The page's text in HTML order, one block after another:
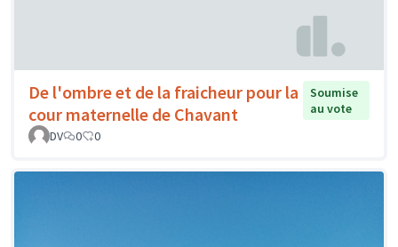
De l'ombre et de la fraicheur pour la
cour maternelle de Chavant
Soumise
au vote
DV
0 0